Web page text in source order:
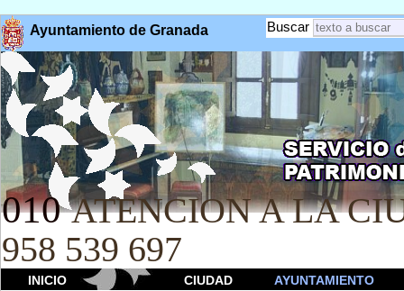
Ayuntamiento de Granada Buscar
010 ATENCION A LA
958 539 697
INICIO CIUDAD AYUNTAMIENTO